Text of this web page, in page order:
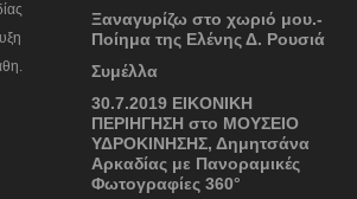
Ξαναγυρίζω στο χωριό μου.-
Ποίημα της Ελένης Δ. Ρουσιά
Συμέλλα
30.7.2019 EIKONIKH
ΠΕΡΙΗΓΗΣΗ στο ΜΟΥΣΕΙΟ
ΥΔΡΟΚΙΝΗΣΗΣ, Δημητσάνα
Αρκαδίας με Πανοραμικές
Φωτογραφίες 360°